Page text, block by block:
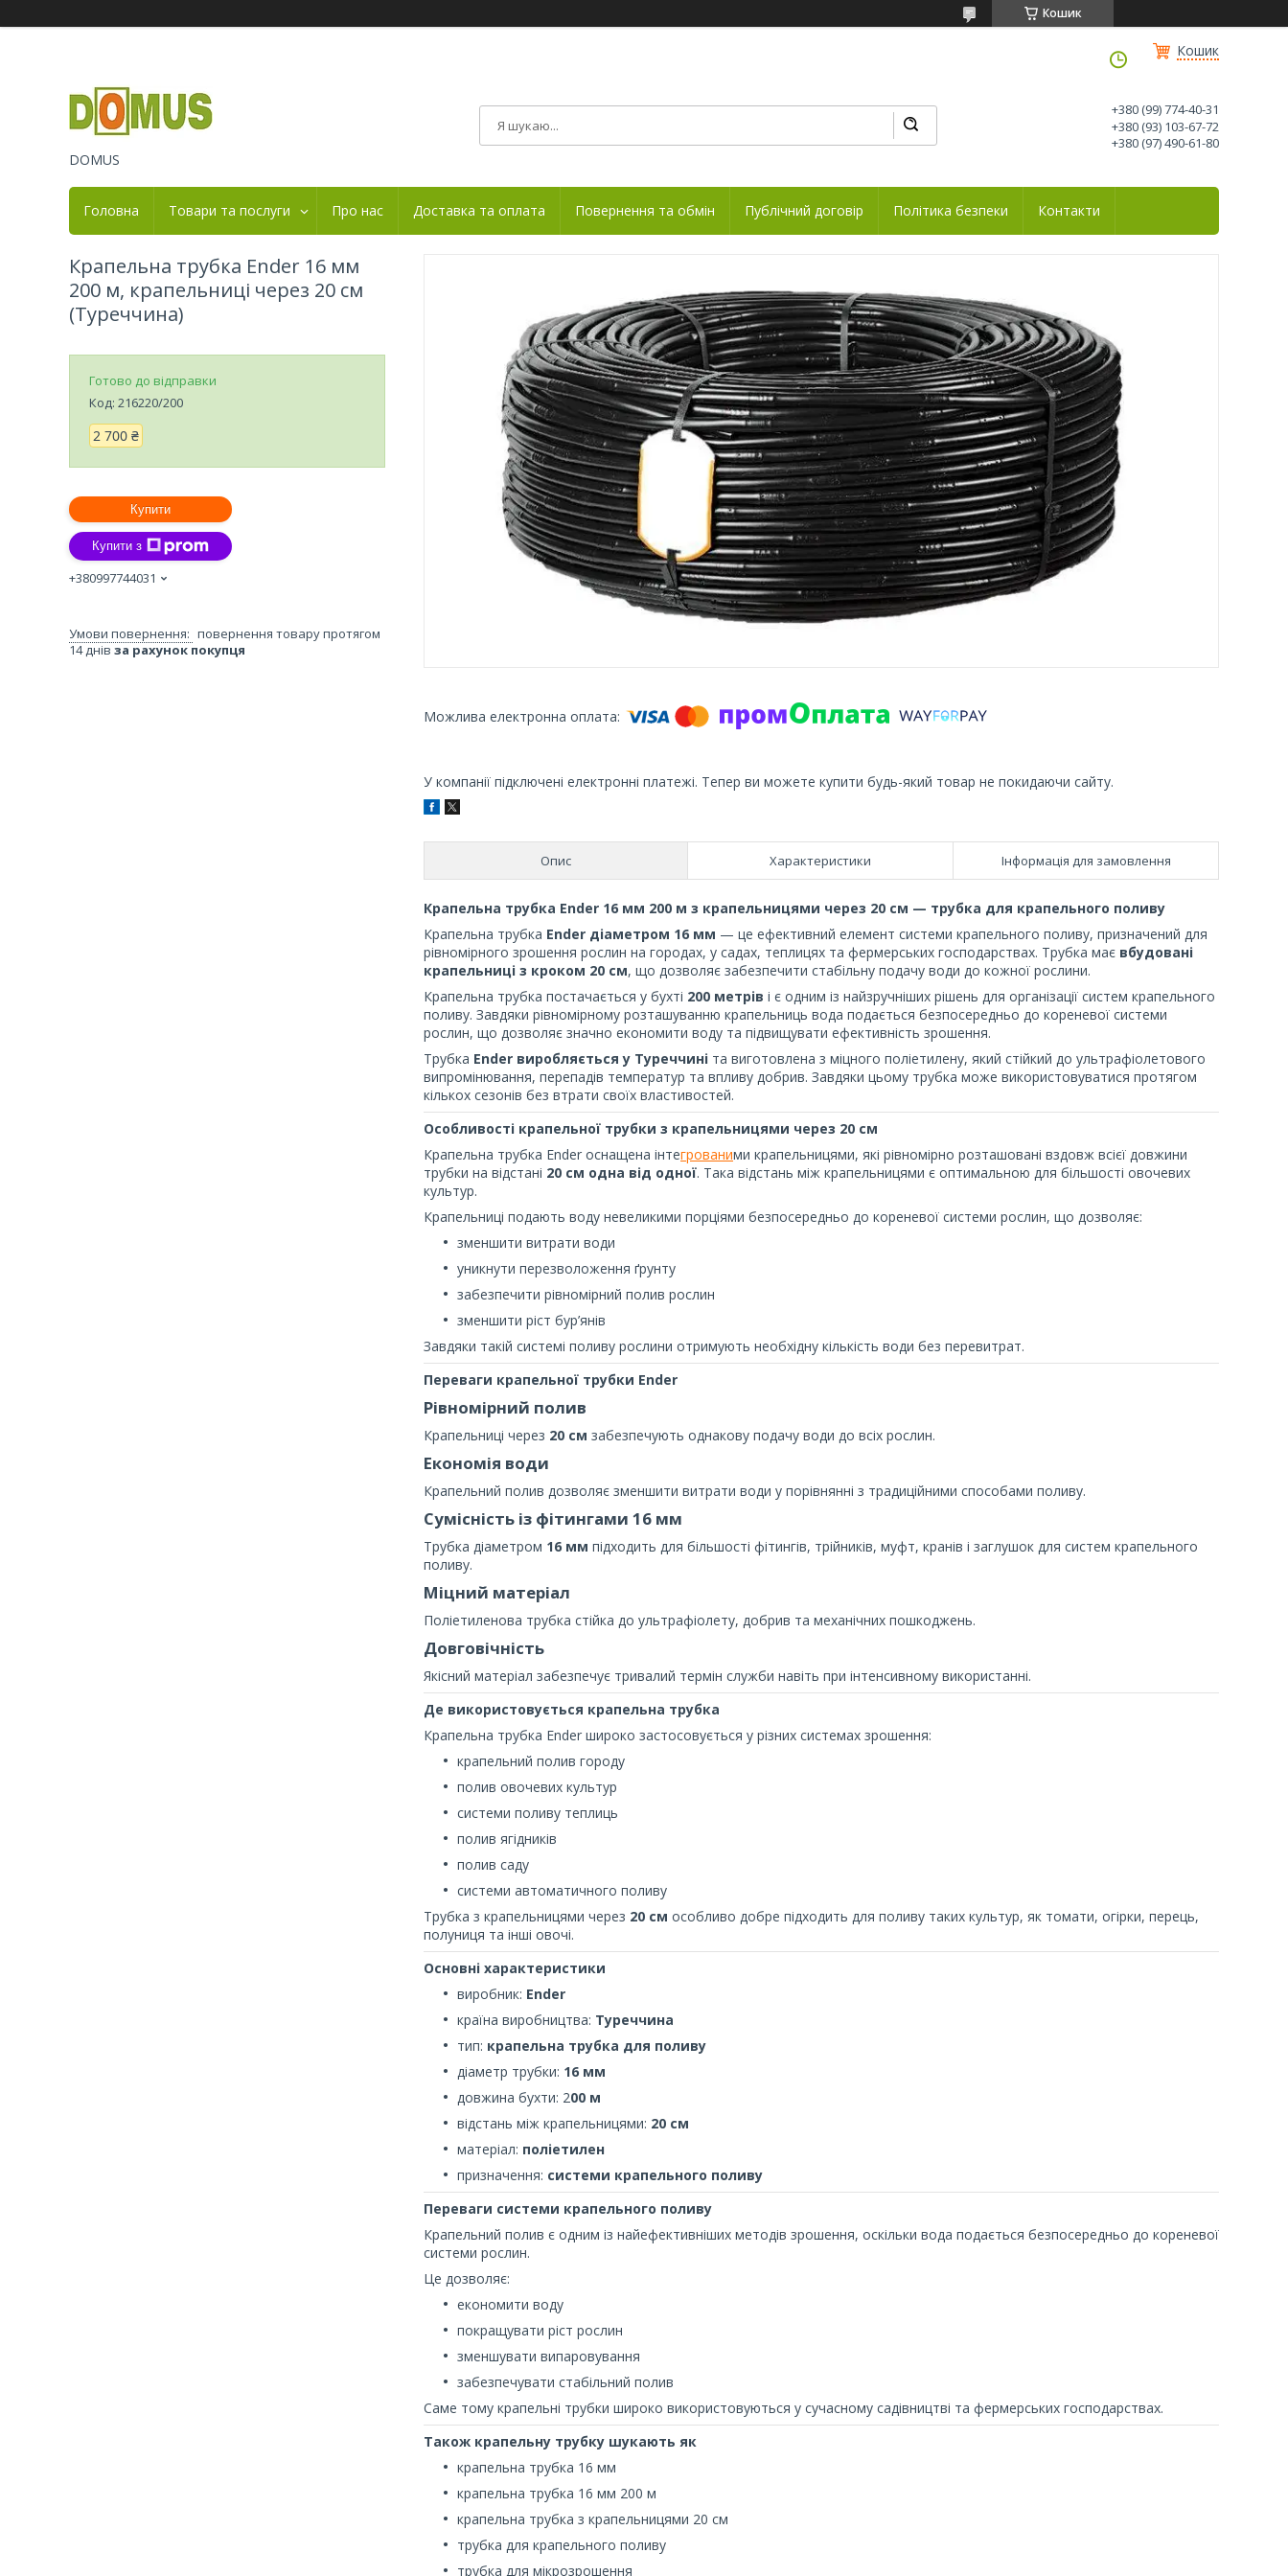
Кошик
Кошик
DOMUS
+380 (99) 774-40-31
+380 (93) 103-67-72
+380 (97) 490-61-80
Головна Товари та послуги Про нас Доставка та оплата Повернення та обмін Публічний договір Політика безпеки Контакти
У компанії підключені електронні платежі. Тепер ви можете купити будь-який товар не покидаючи сайту.
Опис Характеристики Інформація для замовлення
Крапельна трубка Ender 16 мм 200 м з крапельницями через 20 см — трубка для крапельного поливу
Крапельна трубка Ender діаметром 16 мм — це ефективний елемент системи крапельного поливу, призначений для
рівномірного зрошення рослин на городах, у садах, теплицях та фермерських господарствах. Трубка має вбудовані
крапельниці з кроком 20 см, що дозволяє забезпечити стабільну подачу води до кожної рослини.
Крапельна трубка постачається у бухті 200 метрів і є одним із найзручніших рішень для організації систем крапельного
поливу. Завдяки рівномірному розташуванню крапельниць вода подається безпосередньо до кореневої системи
рослин, що дозволяє значно економити воду та підвищувати ефективність зрошення.
Трубка Ender виробляється у Туреччині та виготовлена з міцного поліетилену, який стійкий до ультрафіолетового
випромінювання, перепадів температур та впливу добрив. Завдяки цьому трубка може використовуватися протягом
кількох сезонів без втрати своїх властивостей.
Особливості крапельної трубки з крапельницями через 20 см
Крапельна трубка Ender оснащена інтегрованими крапельницями, які рівномірно розташовані вздовж всієї довжини
трубки на відстані 20 см одна від одної. Така відстань між крапельницями є оптимальною для більшості овочевих
культур.
Крапельниці подають воду невеликими порціями безпосередньо до кореневої системи рослин, що дозволяє:
зменшити витрати води
уникнути перезволоження ґрунту
забезпечити рівномірний полив рослин
зменшити ріст бур’янів
Завдяки такій системі поливу рослини отримують необхідну кількість води без перевитрат.
Переваги крапельної трубки Ender
Рівномірний полив
Крапельниці через 20 см забезпечують однакову подачу води до всіх рослин.
Економія води
Крапельний полив дозволяє зменшити витрати води у порівнянні з традиційними способами поливу.
Сумісність із фітингами 16 мм
Трубка діаметром 16 мм підходить для більшості фітингів, трійників, муфт, кранів і заглушок для систем крапельного
поливу.
Міцний матеріал
Поліетиленова трубка стійка до ультрафіолету, добрив та механічних пошкоджень.
Довговічність
Якісний матеріал забезпечує тривалий термін служби навіть при інтенсивному використанні.
Де використовується крапельна трубка
Крапельна трубка Ender широко застосовується у різних системах зрошення:
крапельний полив городу
полив овочевих культур
системи поливу теплиць
полив ягідників
полив саду
системи автоматичного поливу
Трубка з крапельницями через 20 см особливо добре підходить для поливу таких культур, як томати, огірки, перець,
полуниця та інші овочі.
Основні характеристики
виробник: Ender
країна виробництва: Туреччина
тип: крапельна трубка для поливу
діаметр трубки: 16 мм
довжина бухти: 200 м
відстань між крапельницями: 20 см
матеріал: поліетилен
призначення: системи крапельного поливу
Переваги системи крапельного поливу
Крапельний полив є одним із найефективніших методів зрошення, оскільки вода подається безпосередньо до кореневої
системи рослин.
Це дозволяє:
економити воду
покращувати ріст рослин
зменшувати випаровування
забезпечувати стабільний полив
Саме тому крапельні трубки широко використовуються у сучасному садівництві та фермерських господарствах.
Також крапельну трубку шукають як
крапельна трубка 16 мм
крапельна трубка 16 мм 200 м
крапельна трубка з крапельницями 20 см
трубка для крапельного поливу
трубка для мікрозрошення
Крапельна трубка Ender 16 мм
200 м, крапельниці через 20 см
(Туреччина)
Готово до відправки
Код: 216220/200
2 700 ₴
Купити
Купити з
+380997744031
повернення товару протягом
14 днів за рахунок покупця